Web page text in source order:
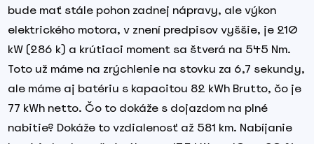
bude mať stále pohon zadnej nápravy, ale výkon
elektrického motora, v znení predpisov vyššie, je 210
kW (286 k) a krútiaci moment sa štverá na 545 Nm.
Toto už máme na zrýchlenie na stovku za 6,7 sekundy,
ale máme aj batériu s kapacitou 82 kWh Brutto, čo je
77 kWh netto. Čo to dokáže s dojazdom na plné
nabitie? Dokáže to vzdialenosť až 581 km. Nabíjanie